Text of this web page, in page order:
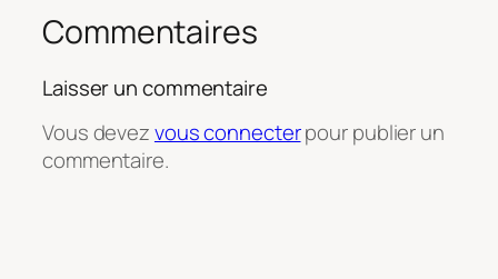
Commentaires
Laisser un commentaire
Vous devezvous connecterpour publier un
commentaire.